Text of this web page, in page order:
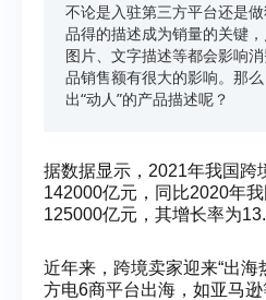
不论是入驻第三方平台还是
品得的描述成为销量的关键
图片、文字描述等都会影响
品销售额有很大的影响。那
出“动人”的产品描述呢？
据数据显示，2021年我国跨
142000亿元，同比2020年
125000亿元，其增长率为
近年来，跨境卖家迎来“出海
方电6商平台出海，如亚马